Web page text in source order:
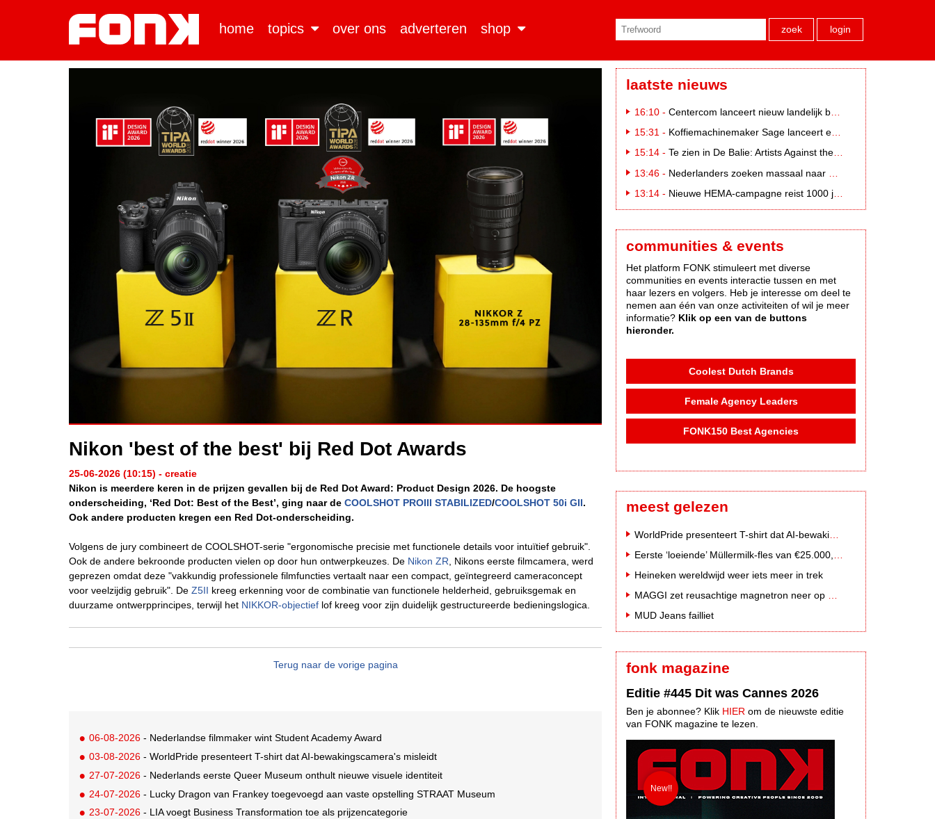
home topics over ons adverteren shop zoek login
Nikon 'best of the best' bij Red Dot Awards
25-06-2026 (10:15) - creatie
Nikon is meerdere keren in de prijzen gevallen bij de Red Dot Award: Product Design 2026. De hoogste
onderscheiding, ‘Red Dot: Best of the Best’, ging naar de COOLSHOT PROIII STABILIZED/COOLSHOT 50i GII.
Ook andere producten kregen een Red Dot-onderscheiding.
Volgens de jury combineert de COOLSHOT-serie "ergonomische precisie met functionele details voor intuïtief gebruik".
Ook de andere bekroonde producten vielen op door hun ontwerpkeuzes. De Nikon ZR , Nikons eerste filmcamera, werd
geprezen omdat deze "vakkundig professionele filmfuncties vertaalt naar een compact, geïntegreerd cameraconcept
voor veelzijdig gebruik". De Z5II kreeg erkenning voor de combinatie van functionele helderheid, gebruiksgemak en
duurzame ontwerpprincipes, terwijl het NIKKOR-objectief lof kreeg voor zijn duidelijk gestructureerde bedieningslogica.
Terug naar de vorige pagina
06-08-2026 - Nederlandse filmmaker wint Student Academy Award
03-08-2026 - WorldPride presenteert T-shirt dat AI-bewakingscamera's misleidt
27-07-2026 - Nederlands eerste Queer Museum onthult nieuwe visuele identiteit
24-07-2026 - Lucky Dragon van Frankey toegevoegd aan vaste opstelling STRAAT Museum
23-07-2026 - LIA voegt Business Transformation toe als prijzencategorie
laatste nieuws
16:10 - Centercom lanceert nieuw landelijk buitereclamenetwerk: City Cubes
15:31 - Koffiemachinemaker Sage lanceert e-commerceplatform voor koffieliefhebbers
15:14 - Te zien in De Balie: Artists Against the Kremlin III
13:46 - Nederlanders zoeken massaal naar eclipsbrillen op Marktplaats
13:14 - Nieuwe HEMA-campagne reist 1000 jaar terug in de tijd naar 'Hemastein'
communities & events
Het platform FONK stimuleert met diverse
communities en events interactie tussen en met
haar lezers en volgers. Heb je interesse om deel te
nemen aan één van onze activiteiten of wil je meer
informatie? Klik op een van de buttons
hieronder.
Coolest Dutch Brands
Female Agency Leaders
FONK150 Best Agencies
meest gelezen
Heineken wereldwijd weer iets meer in trek
MUD Jeans failliet
fonk magazine
Editie #445 Dit was Cannes 2026
Ben je abonnee? Klik HIER om de nieuwste editie
van FONK magazine te lezen.